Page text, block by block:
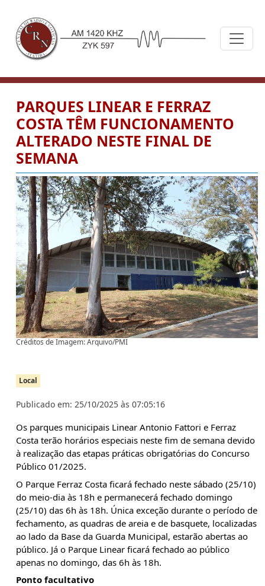
PARQUES LINEAR E FERRAZ
COSTA TÊM FUNCIONAMENTO
ALTERADO NESTE FINAL DE
SEMANA
Créditos de Imagem: Arquivo/PMI
Local
Publicado em: 25/10/2025 às 07:05:16
Os parques municipais Linear Antonio Fattori e Ferraz
Costa terão horários especiais neste fim de semana devido
à realização das etapas práticas obrigatórias do Concurso
Público 01/2025.
O Parque Ferraz Costa ficará fechado neste sábado (25/10)
do meio-dia às 18h e permanecerá fechado domingo
(25/10) das 6h às 18h. Única exceção durante o período de
fechamento, as quadras de areia e de basquete, localizadas
ao lado da Base da Guarda Municipal, estarão abertas ao
público. Já o Parque Linear ficará fechado ao público
apenas no domingo, das 6h às 18h.
Ponto facultativo